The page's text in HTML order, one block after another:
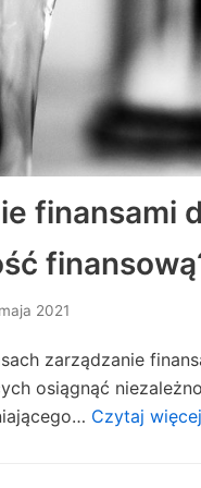
finansami
2021
zarządzanie
osiągnąć
Czytaj